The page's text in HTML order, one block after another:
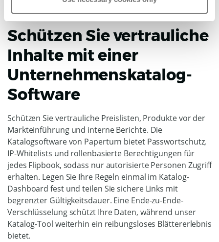
Schützen Sie vertrauliche
Inhalte mit einer
Unternehmenskatalog-
Software
Schützen Sie vertrauliche Preislisten, Produkte vor der
Markteinführung und interne Berichte. Die
Katalogsoftware von Paperturn bietet Passwortschutz,
IP-Whitelists und rollenbasierte Berechtigungen für
jedes Flipbook, sodass nur autorisierte Personen Zugriff
erhalten. Legen Sie Ihre Regeln einmal im Katalog-
Dashboard fest und teilen Sie sichere Links mit
begrenzter Gültigkeitsdauer. Eine Ende-zu-Ende-
Verschlüsselung schützt Ihre Daten, während unser
Katalog-Tool weiterhin ein reibungsloses Blättererlebnis
bietet.